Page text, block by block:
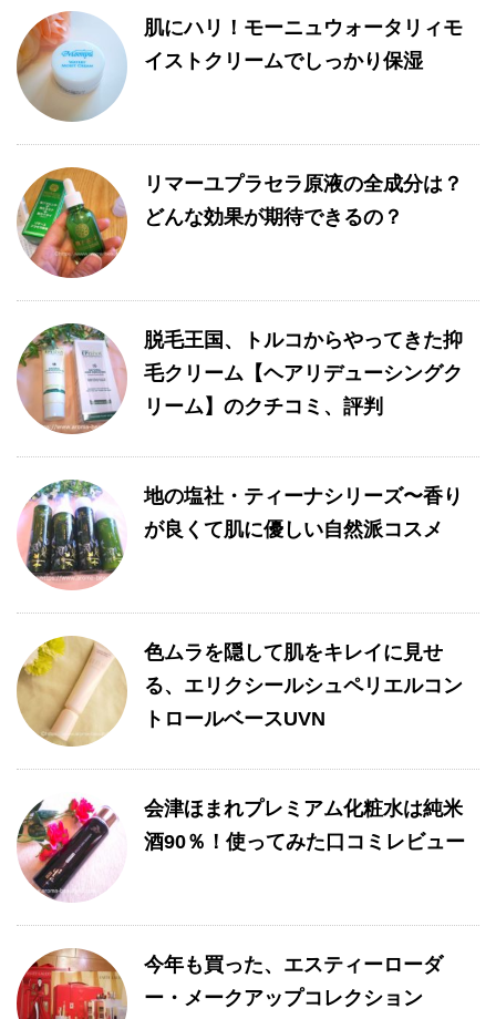
肌にハリ！モーニュウォータリィモ
イストクリームでしっかり保湿
リマーユプラセラ原液の全成分は？
どんな効果が期待できるの？
脱毛王国、トルコからやってきた抑
毛クリーム【ヘアリデューシングク
リーム】のクチコミ、評判
地の塩社・ティーナシリーズ〜香り
が良くて肌に優しい自然派コスメ
色ムラを隠して肌をキレイに見せ
る、エリクシールシュペリエルコン
トロールベースUVN
会津ほまれプレミアム化粧水は純米
酒90％！使ってみた口コミレビュー
今年も買った、エスティーローダ
ー・メークアップコレクション